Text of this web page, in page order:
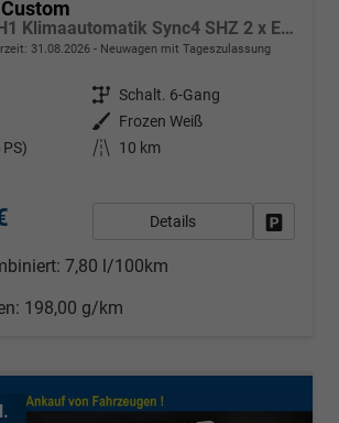
Trend 320 L1H1 Klimaautomatik Sync4 SHZ 2 x Einparkhilfe Kamera 5JG
31.08.2026 Neuwagen mit Tageszulassung
Getriebe Schalt. 6-Gang
Außenfarbe
Frozen Weiß
Kilometerstand
10 km
Details
7,80 l/100km
198,00 g/km